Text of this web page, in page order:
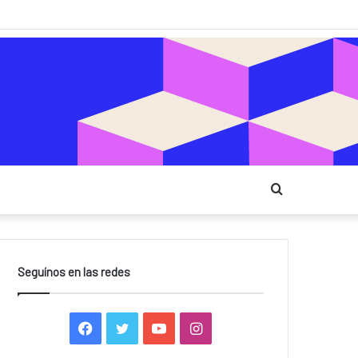
Seguínos en las redes
I